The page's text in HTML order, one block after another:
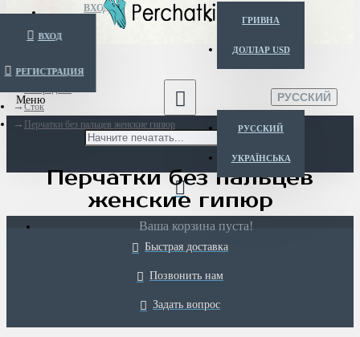
ВХОД
ВХОД
РЕГИСТРАЦИЯ
ГРИВНА
ДОЛЛАР USD
РУССКИЙ
РУССКИЙ
УКРАЇНСЬКА
Ваша корзина пуста!
Сток
Перчатки без пальцев женские гипюр
Перчатки без пальцев
женские гипюр
Быстрая доставка
Позвонить нам
Задать вопрос